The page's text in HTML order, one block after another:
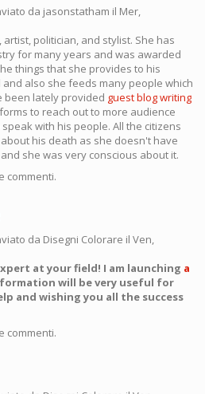
da jasonstatham il Mer,
artist, politician, and stylist. She has
for many years and was awarded
things that she provides to his
also she feeds many people which
been lately provided guest blog writing
to reach out to more audience
with his people. All the citizens
his death as she doesn't have
she was very conscious about it.
commenti.
da Disegni Colorare il Ven,
at your field! I am launching a
will be very useful for
and wishing you all the success
commenti.